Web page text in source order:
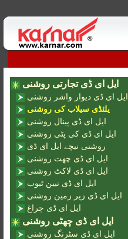
ایل ای ڈی تجارتی روشنی
ایل ای ڈی دیوار واشر روشنی
یلئڈی سیلاب کی روشنی
ایل ای ڈی پینال روشنی
ایل ای ڈی کی پٹی روشنی
روشنی نیچے ایل ای ڈی
ایل ای ڈی چھت روشنی
ایل ای ڈی لاکٹ روشنی
ایل ای ڈی نیین ٹیوب
ایل ای ڈی زیر زمین روشنی
ایل ای ڈی چراغ
ایل ای ڈی چھٹی روشنی
ایل ای ڈی سٹرنگ روشنی